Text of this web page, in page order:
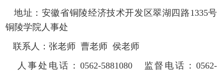
地址：安徽省铜陵经济技术开发区翠湖四路1335号
铜陵学院人事处
联系人：张老师曹老师 侯老师
人事处 电话： 0562-5881080 监督 电话：0562-